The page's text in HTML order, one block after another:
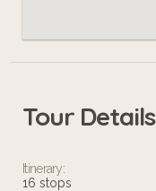
Tour Details
Itinerary:
16 stops